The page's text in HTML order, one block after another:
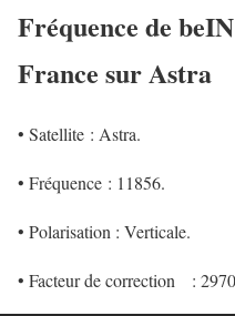
Fréquence de
France sur Astra
• Satellite : Astra.
• Fréquence : 11856.
• Polarisation : Verticale.
• Facteur de correction :